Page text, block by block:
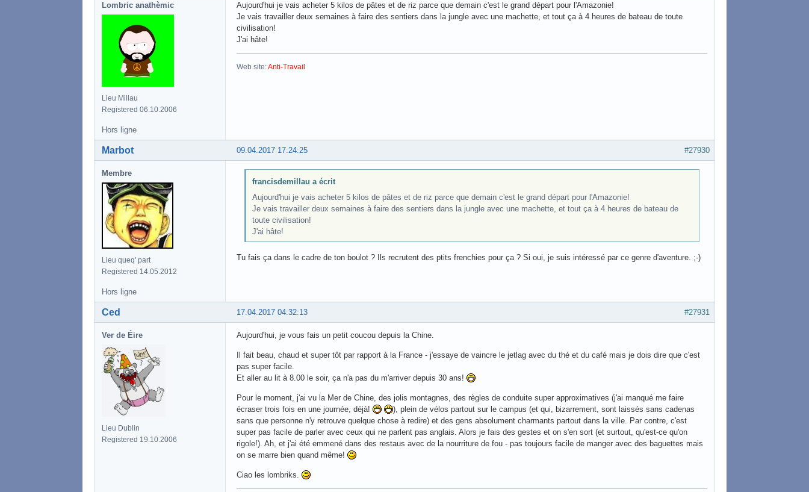
Lombric anathèmic
Lieu Millau
Registered 06.10.2006
Aujourd'hui je vais acheter 5 kilos de pâtes et de riz parce que demain c'est le grand départ pour l'Amazonie!
Je vais travailler deux semaines à faire des sentiers dans la jungle avec une machette, et tout ça à 4 heures de bateau de toute
civilisation!
J'ai hâte!
Web site:Anti-Travail
Hors ligne
#27930
09.04.2017 17:24:25
Marbot
Membre
Lieu queq' part
Registered 14.05.2012
francisdemillau a écrit
Aujourd'hui je vais acheter 5 kilos de pâtes et de riz parce que demain c'est le grand départ pour l'Amazonie!
Je vais travailler deux semaines à faire des sentiers dans la jungle avec une machette, et tout ça à 4 heures de bateau de
toute civilisation!
J'ai hâte!
Tu fais ça dans le cadre de ton boulot ? Ils recrutent des ptits frenchies pour ça ? Si oui, je suis intéressé par ce genre d'aventure. ;-)
Hors ligne
#27931
17.04.2017 04:32:13
Ced
Ver de Éire
Lieu Dublin
Registered 19.10.2006
Aujourd'hui, je vous fais un petit coucou depuis la Chine.
Il fait beau, chaud et super tôt par rapport à la France - j'essaye de vaincre le jetlag avec du thé et du café mais je dois dire que c'est
pas super facile.
Et aller au lit à 8.00 le soir, ça n'a pas du m'arriver depuis 30 ans!
Pour le moment, j'ai vu la Mer de Chine, des jolis montagnes, des règles de conduite super approximatives (j'ai manqué me faire
écraser trois fois en une journée, déjà!
), plein de vélos partout sur le campus (et qui, bizarrement, sont laissés sans cadenas
sans que personne n'y retrouve quelque chose à redire) et des gens absolument charmants partout dans la ville. Par contre, c'est
super pas facile de parler avec ceux qui ne parlent pas anglais. Alors je fais des gestes et on s'en sort (et surtout, qu'est-ce qu'on
rigole!). Ah, et j'ai été emmené dans des restaus avec de la nourriture de fou - pas toujours facile de manger avec des baguettes mais
on se marre bien quand même!
Ciao les lombriks.